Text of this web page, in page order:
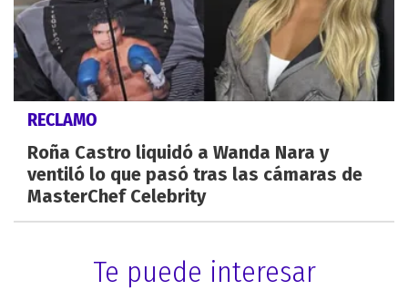
RECLAMO
Roña Castro liquidó a Wanda Nara y
ventiló lo que pasó tras las cámaras de
MasterChef Celebrity
Te puede interesar